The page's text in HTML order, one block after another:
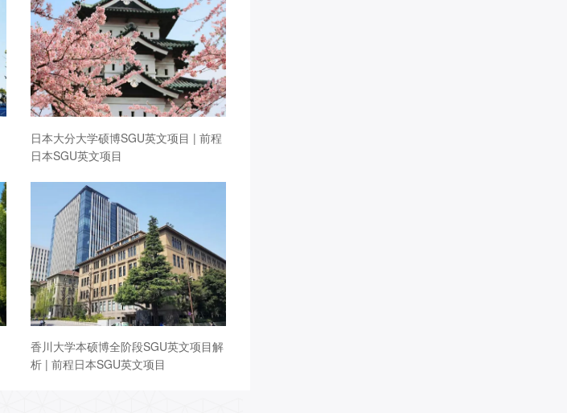
日本大分大学硕博SGU英文项目 | 前程
日本SGU英文项目
香川大学本硕博全阶段SGU英文项目解
析 | 前程日本SGU英文项目